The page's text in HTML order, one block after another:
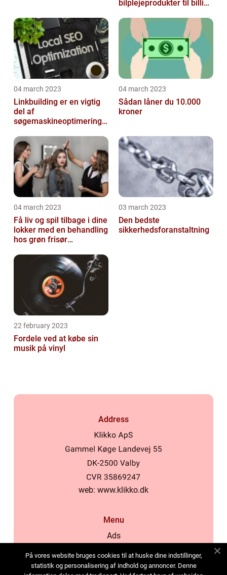
bilplejeprodukter til billige
04 march 2023
Linkbuilding er en vigtig
del af
søgemaskineoptimeringe
04 march 2023
Sådan låner du 10.000
kroner
04 march 2023
Få liv og spil tilbage i dine
lokker med en behandling
hos grøn frisør
03 march 2023
Den bedste
sikkerhedsforanstaltning
22 february 2023
Fordele ved at købe sin
musik på vinyl
Address
web: www.klikko.dk
Menu
Ads
Cookies
På vores website bruges cookies til at huske dine indstillinger,
statistik og personalisering af indhold og annoncer. Denne